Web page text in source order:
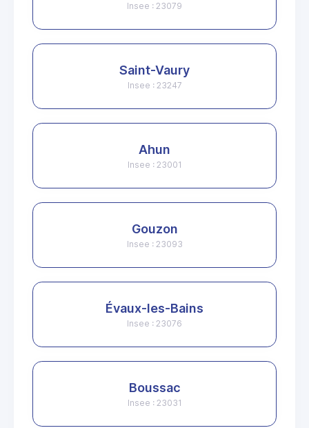
Insee : 23079
Saint-Vaury
Insee : 23247
Ahun
Insee : 23001
Gouzon
Insee : 23093
Évaux-les-Bains
Insee : 23076
Boussac
Insee : 23031